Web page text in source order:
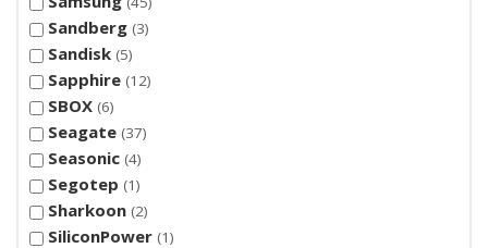
Sandberg 3
Sandisk 5
Sapphire 12
SBOX 6
Seagate 37
Seasonic 4
Segotep 1
Sharkoon 2
SiliconPower 1